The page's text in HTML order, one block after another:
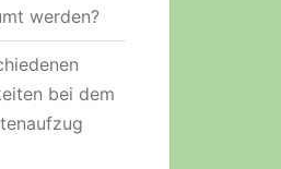
werden?
bei dem